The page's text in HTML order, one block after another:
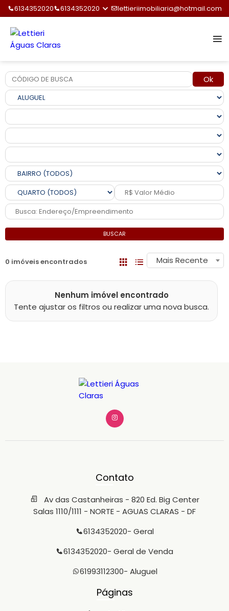
6134352020 6134352020 lettieriimobiliaria@hotmail.com
Ok
BUSCAR
0 imóveis encontrados Mais Recente
Nenhum imóvel encontrado
Tente ajustar os filtros ou realizar uma nova busca.
Contato
Av das Castanheiras - 820 Ed. Big Center
Salas 1110/1111 - NORTE - AGUAS CLARAS - DF
6134352020- Geral
6134352020- Geral de Venda
61993112300- Aluguel
Páginas